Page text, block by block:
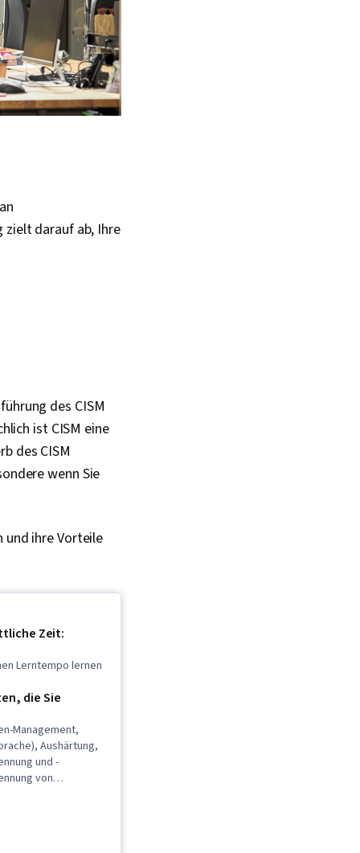
darauf ab, Ihre
des CISM
ist CISM eine
des CISM
wenn Sie
und ihre Vorteile
Zeit:
Lerntempo lernen
die Sie
Management,
Aushärtung,
und -
von